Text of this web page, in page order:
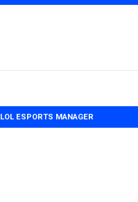
LOL ESPORTS MANAGER